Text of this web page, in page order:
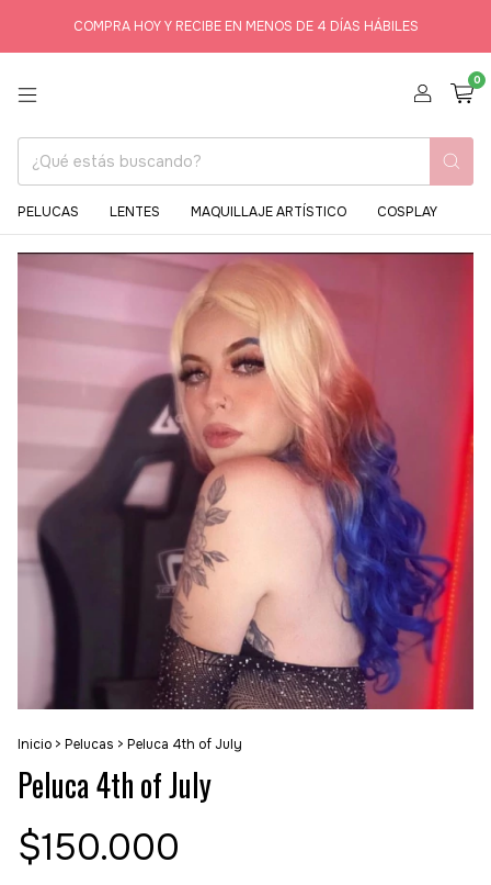
COMPRA HOY Y RECIBE EN MENOS DE 4 DÍAS HÁBILES
0
PELUCAS LENTES MAQUILLAJE ARTÍSTICO COSPLAY
Inicio > Pelucas > Peluca 4th of July
Peluca 4th of July
$150.000